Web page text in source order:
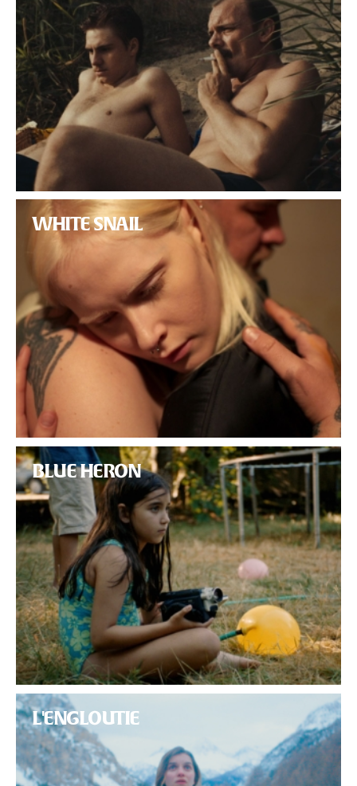
WHITE SNAIL
BLUE HERON
L'ENGLOUTIE